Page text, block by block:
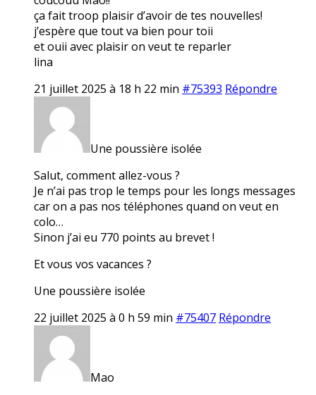
ça fait troop plaisir d’avoir de tes nouvelles!
j’espère que tout va bien pour toii
et ouii avec plaisir on veut te reparler
lina
21 juillet 2025 à 18 h 22 min #75393 Répondre
Une poussière isolée
Salut, comment allez-vous ?
Je n’ai pas trop le temps pour les longs messages
car on a pas nos téléphones quand on veut en
colo…
Sinon j’ai eu 770 points au brevet !
Et vous vos vacances ?
Une poussière isolée
22 juillet 2025 à 0 h 59 min #75407 Répondre
Mao